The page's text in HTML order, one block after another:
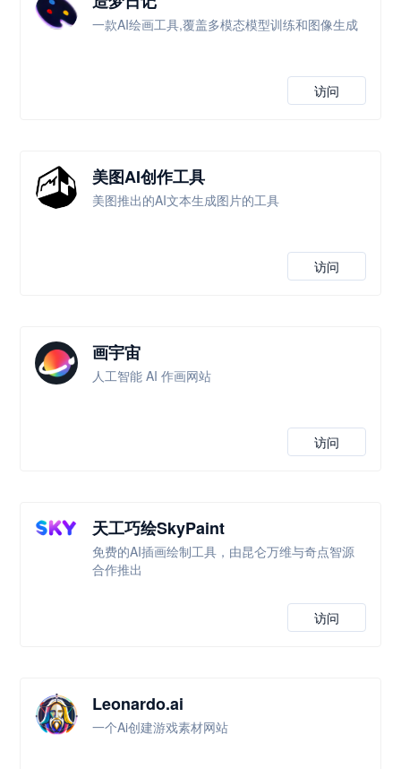
一款AI绘画工具,覆盖多模态模型训练和图像生成
访问
美图AI创作工具
美图推出的AI文本生成图片的工具
访问
画宇宙
人工智能 AI 作画网站
访问
天工巧绘SkyPaint
免费的AI插画绘制工具，由昆仑万维与奇点智源
合作推出
访问
Leonardo.ai
一个Ai创建游戏素材网站